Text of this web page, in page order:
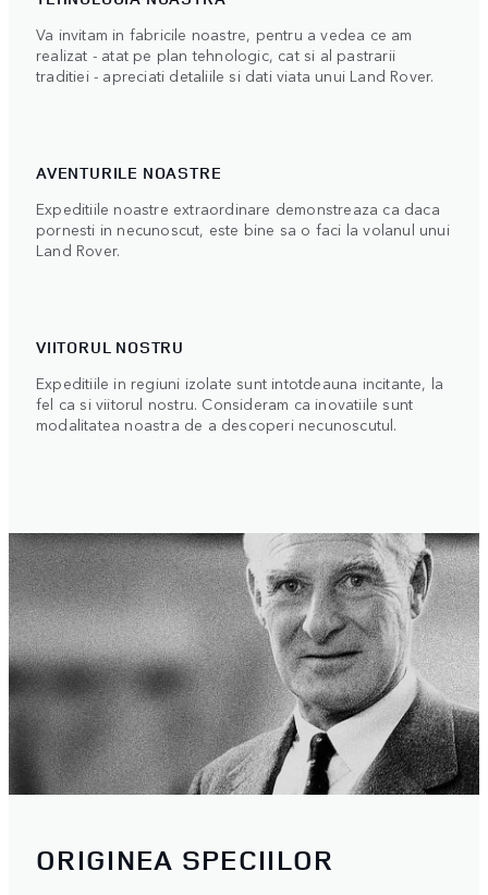
Va invitam in fabricile noastre, pentru a vedea ce am
realizat - atat pe plan tehnologic, cat si al pastrarii
traditiei - apreciati detaliile si dati viata unui Land Rover.
AVENTURILE NOASTRE
Expeditiile noastre extraordinare demonstreaza ca daca
pornesti in necunoscut, este bine sa o faci la volanul unui
Land Rover.
VIITORUL NOSTRU
Expeditiile in regiuni izolate sunt intotdeauna incitante, la
fel ca si viitorul nostru. Consideram ca inovatiile sunt
modalitatea noastra de a descoperi necunoscutul.
ORIGINEA SPECIILOR